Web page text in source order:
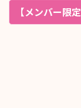
【メンバー限